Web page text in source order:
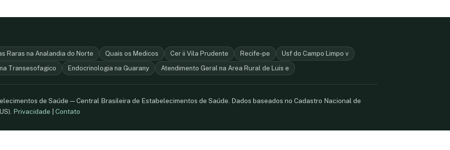
Raras na Analandia do Norte Quais os Medicos Cer ii Vila Prudente Recife-pe
Usf do Campo Limpo v
Transesofagico Endocrinologia na Guarany Atendimento Geral na Area Rural de Luis e
de Saúde — Central Brasileira de Estabelecimentos de Saúde. Dados baseados no Cadastro Nacional de
Privacidade Contato